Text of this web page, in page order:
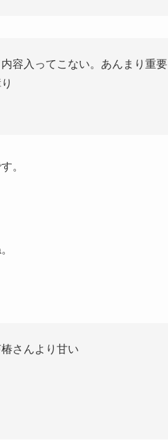
容入ってこない。あんまり重要
。
さんより甘い